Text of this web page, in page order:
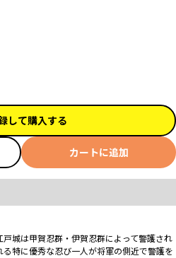
して購入する
カートに追加
戸城は甲賀忍群・伊賀忍群によって警護され
特に優秀な忍び一人が将軍の側近で警護を